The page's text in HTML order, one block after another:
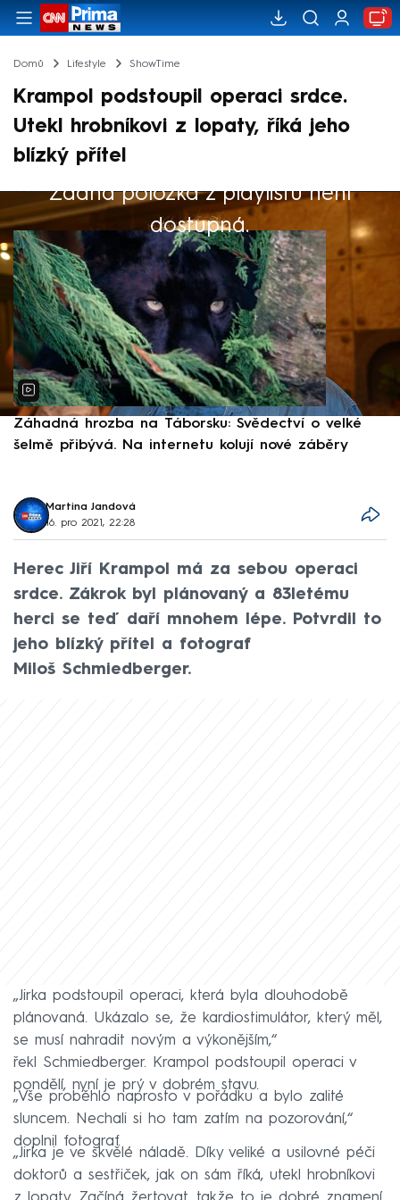
Domů Lifestyle ShowTime
Krampol podstoupil operaci srdce.
Utekl hrobníkovi z lopaty, říká jeho
blízký přítel
Žádná položka z playlistu není
dostupná.
Výběr redakce
Záhadná hrozba na Táborsku: Svědectví o velké
šelmě přibývá. Na internetu kolují nové záběry
Martina Jandová
16. pro 2021, 22:28
Herec Jiří Krampol má za sebou operaci
srdce. Zákrok byl plánovaný a 83letému
herci se teď daří mnohem lépe. Potvrdil to
jeho blízký přítel a fotograf
Miloš Schmiedberger.
„Jirka podstoupil operaci, která byla dlouhodobě
plánovaná. Ukázalo se, že kardiostimulátor, který měl,
se musí nahradit novým a výkonějším,“
řekl Schmiedberger. Krampol podstoupil operaci v
pondělí, nyní je prý v dobrém stavu.
„Vše proběhlo naprosto v pořádku a bylo zalité
sluncem. Nechali si ho tam zatím na pozorování,“
doplnil fotograf.
„Jirka je ve skvělé náladě. Díky veliké a usilovné péči
doktorů a sestřiček, jak on sám říká, utekl hrobníkovi